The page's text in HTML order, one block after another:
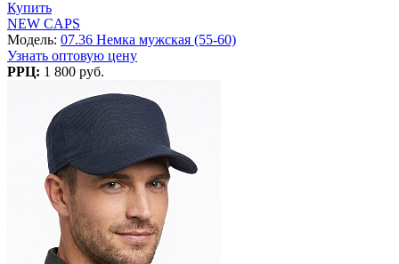
Купить
NEW CAPS
Модель: 07.36 Немка мужская (55-60)
Узнать оптовую цену
РРЦ: 1 800 руб.